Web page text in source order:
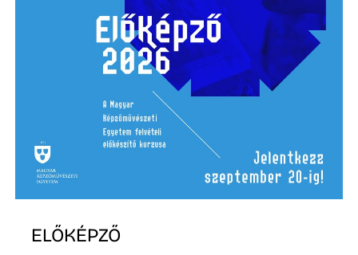
ELŐKÉPZŐ